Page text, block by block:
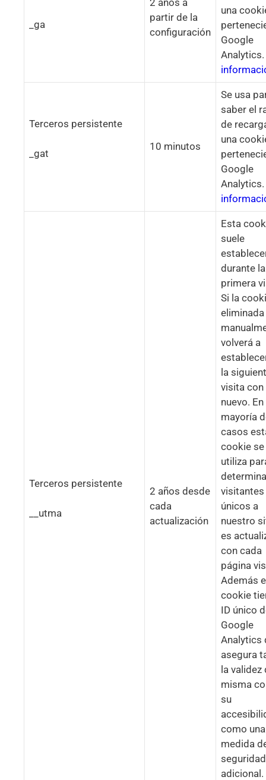
_ga
partir de la
configuración
una
Google
Analytics.
Terceros persistente
_gat
10 minutos
Se usa
saber el
de
una
Google
Analytics.
Terceros persistente
__utma
2 años desde
cada
actualización
Esta
suele
durante la
primera
Si la
eliminada
volverá a
la
visita con
nuevo. En
mayoría
casos
cookie se
utiliza
visitantes
únicos a
nuestro
es
con cada
página
Además
cookie
ID único
Google
Analytics
asegura
la validez
misma
su
como una
medida
seguridad
adicional.